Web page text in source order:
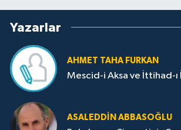
Yazarlar
AHMET TAHA FURKAN
Mescid-i Aksa ve İttihad-ı
ASALEDDIN ABBASOĞLU